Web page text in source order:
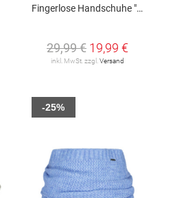
Fingerlose Handschuhe "Leonari"
29,99 € 19,99 €
inkl. MwSt. zzgl. Versand
-25%